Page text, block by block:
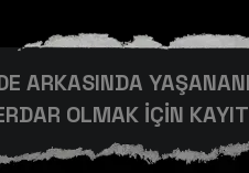
ARKASINDA
OLMAK İÇİN